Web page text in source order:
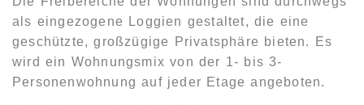
als eingezogene Loggien gestaltet, die eine
geschützte, großzügige Privatsphäre bieten. Es
wird ein Wohnungsmix von der 1- bis 3-
Personenwohnung auf jeder Etage angeboten.